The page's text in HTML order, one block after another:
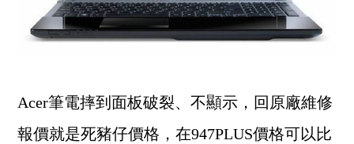
Acer筆電摔到面板破裂、不顯示，回原廠維修
報價就是死豬仔價格，在947PLUS價格可以比